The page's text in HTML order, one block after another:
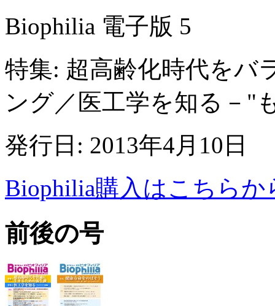
Biophilia 電子版 5
特集: 超高齢化時代をバ
ング／医工学を知る－"
発行日: 2013年4月10日
Biophilia購入はこちらか
前後の号